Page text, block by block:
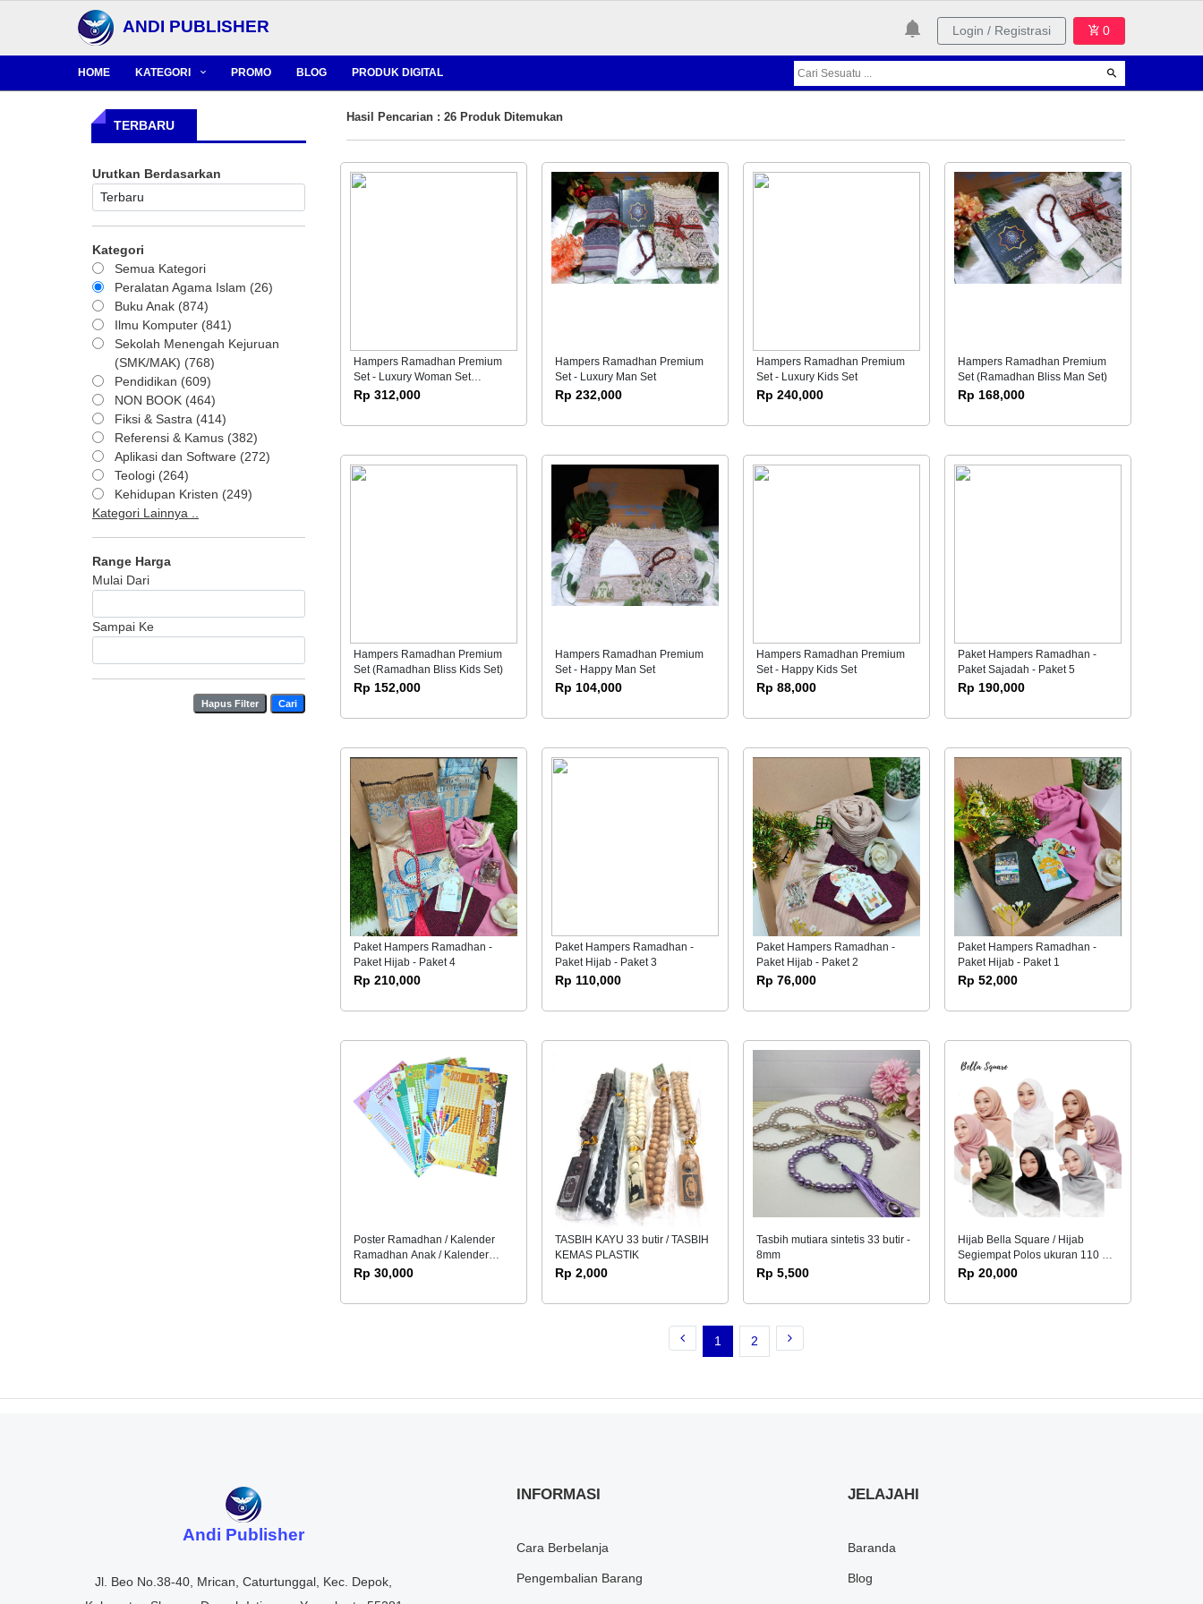
ANDI PUBLISHER Login / Registrasi 0
HOME KATEGORI PROMO BLOG PRODUK DIGITAL
TERBARU
Urutkan Berdasarkan
Kategori
Semua Kategori
Peralatan Agama Islam (26)
Buku Anak (874)
Ilmu Komputer (841)
Sekolah Menengah Kejuruan
(SMK/MAK) (768)
Pendidikan (609)
NON BOOK (464)
Fiksi & Sastra (414)
Referensi & Kamus (382)
Aplikasi dan Software (272)
Teologi (264)
Kehidupan Kristen (249)
Kategori Lainnya ..
Range Harga
Mulai Dari
Sampai Ke
Cari
Hapus Filter
Hasil Pencarian : 26 Produk Ditemukan
Hampers Ramadhan Premium
Set - Luxury Woman Set
(Sakinah Set)
Rp 312,000
Hampers Ramadhan Premium
Set - Luxury Man Set
Rp 232,000
Hampers Ramadhan Premium
Set - Luxury Kids Set
Rp 240,000
Hampers Ramadhan Premium
Set (Ramadhan Bliss Man Set)
Rp 168,000
Hampers Ramadhan Premium
Set (Ramadhan Bliss Kids Set)
Rp 152,000
Hampers Ramadhan Premium
Set - Happy Man Set
Rp 104,000
Hampers Ramadhan Premium
Set - Happy Kids Set
Rp 88,000
Paket Hampers Ramadhan -
Paket Sajadah - Paket 5
Rp 190,000
Paket Hampers Ramadhan -
Paket Hijab - Paket 4
Rp 210,000
Paket Hampers Ramadhan -
Paket Hijab - Paket 3
Rp 110,000
Paket Hampers Ramadhan -
Paket Hijab - Paket 2
Rp 76,000
Paket Hampers Ramadhan -
Paket Hijab - Paket 1
Rp 52,000
Poster Ramadhan / Kalender
Ramadhan Anak / Kalender
Puasa Anak - 5 Varian (Free
Rp 30,000
TASBIH KAYU 33 butir / TASBIH
KEMAS PLASTIK
Rp 2,000
Tasbih mutiara sintetis 33 butir -
8mm
Rp 5,500
Hijab Bella Square / Hijab
Segiempat Polos ukuran 110 X
110
Rp 20,000
1 2
Andi Publisher
Jl. Beo No.38-40, Mrican, Caturtunggal, Kec. Depok,
INFORMASI
Cara Berbelanja
Pengembalian Barang
JELAJAHI
Baranda
Blog